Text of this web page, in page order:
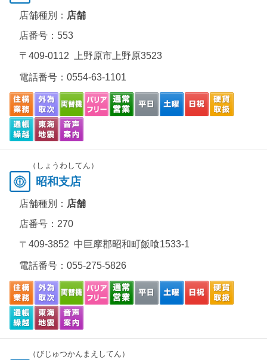
店舗種別： 店舗
店番号：553
〒409-0112 上野原市上野原3523
電話番号： 0554-63-1101
（しょうわしてん）
昭和支店
店舗種別： 店舗
店番号：270
〒409-3852 中巨摩郡昭和町飯喰1533-1
電話番号： 055-275-5826
（びじゅつかんまえしてん）